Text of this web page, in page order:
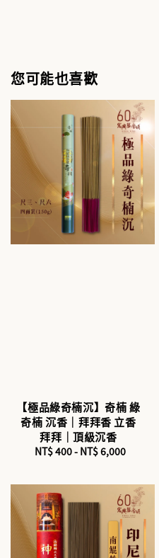
您可能也喜歡
【極品綠奇楠沉】奇楠 綠
奇楠 沉香｜拜拜香 立香
拜拜｜頂級沉香
Regular
NT$ 400- NT$ 6,000